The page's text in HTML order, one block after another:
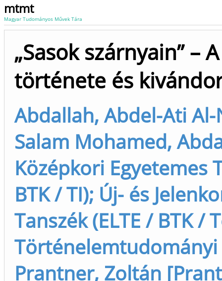
mtmt
Magyar Tudományos Művek Tára
„Sasok szárnyain” –
története és
Abdallah, Abdel-Ati
Salam Mohamed,
Középkori Egyetemes
BTK / TI); Új- és
Tanszék (ELTE / BTK /
Történelemtudományi
Prantner, Zoltán